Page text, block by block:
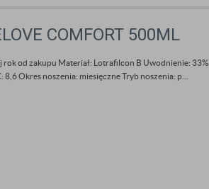
COMFORT 500ML
rok od zakupu Materiał: Lotrafilcon B Uwodnienie: 33%
Okres noszenia: miesięczne Tryb noszenia: p...